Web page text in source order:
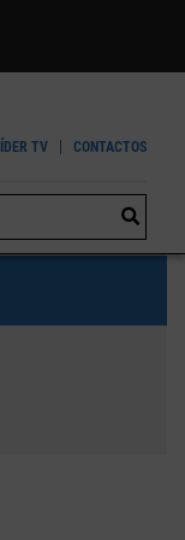
TV CONTACTOS